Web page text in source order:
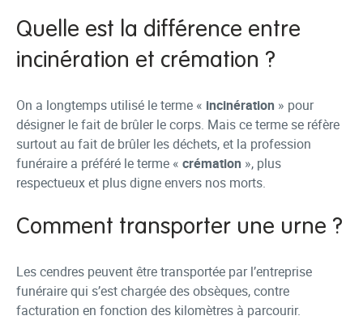
Quelle est la différence entre
incinération et crémation ?
On a longtemps utilisé le terme « incinération » pour
désigner le fait de brûler le corps. Mais ce terme se réfère
surtout au fait de brûler les déchets, et la profession
funéraire a préféré le terme « crémation », plus
respectueux et plus digne envers nos morts.
Comment transporter une urne ?
Les cendres peuvent être transportée par l’entreprise
funéraire qui s’est chargée des obsèques, contre
facturation en fonction des kilomètres à parcourir.